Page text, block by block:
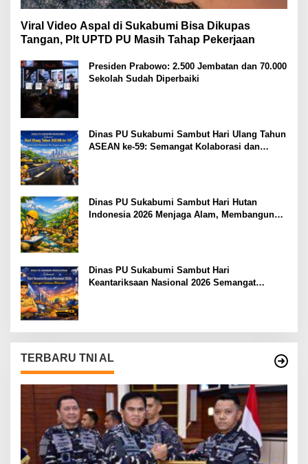
Viral Video Aspal di Sukabumi Bisa Dikupas
Tangan, Plt UPTD PU Masih Tahap Pekerjaan
Presiden Prabowo: 2.500 Jembatan dan 70.000
Sekolah Sudah Diperbaiki
Dinas PU Sukabumi Sambut Hari Ulang Tahun
ASEAN ke-59: Semangat Kolaborasi dan
Dinas PU Sukabumi Sambut Hari Hutan
Indonesia 2026 Menjaga Alam, Membangun
Dinas PU Sukabumi Sambut Hari
Keantariksaan Nasional 2026 Semangat
TERBARU TNI AL